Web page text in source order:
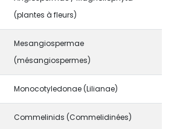
(plantes à fleurs)
Mesangiospermae
(mésangiospermes)
Monocotyledonae (Lilianae)
Commelinids (Commelidinées)